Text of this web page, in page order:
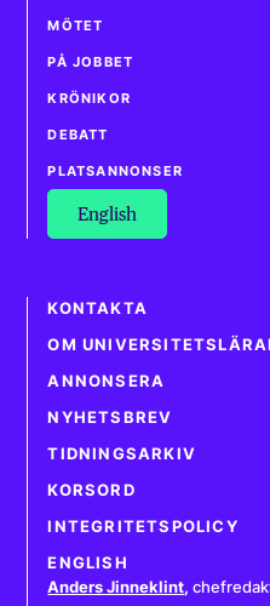
MÖTET
PÅ JOBBET
KRÖNIKOR
DEBATT
PLATSANNONSER
English
KONTAKTA
OM
ANNONSERA
NYHETSBREV
TIDNINGSARKIV
KORSORD
INTEGRITETSPOLICY
ENGLISH
Anders Jinneklint,